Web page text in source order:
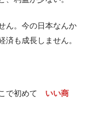
ん。今の日本なんか
済も成長しません。
で初めて いい商